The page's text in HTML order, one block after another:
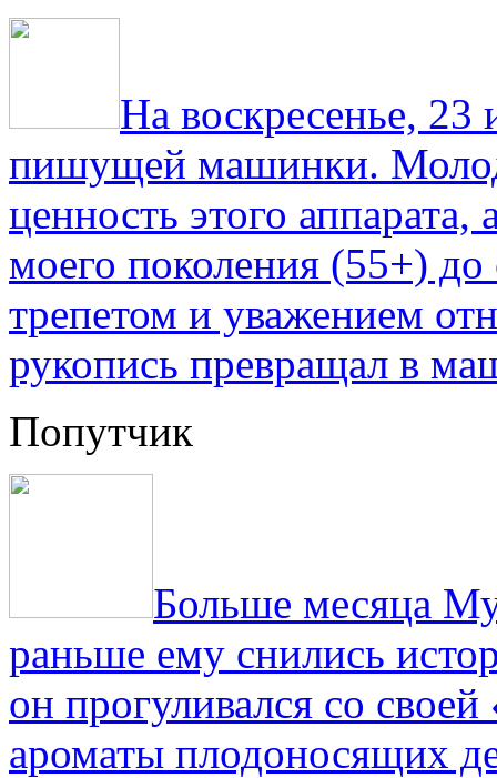
На воскресенье,
пишущей машинки.
ценность этого
моего поколения (55+) до
трепетом и уважением
рукопись превращал в
Попутчик
Больше месяца
раньше ему снились
он прогуливался со
ароматы плодоносящих